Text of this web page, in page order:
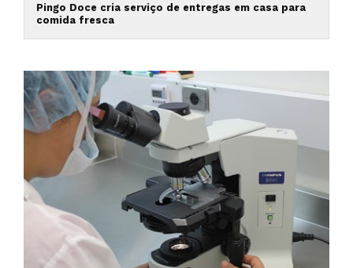
Pingo Doce cria serviço de entregas em casa para
comida fresca